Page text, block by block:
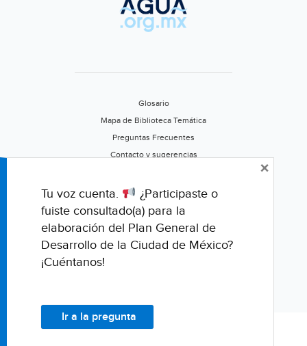
Glosario
Mapa de Biblioteca Temática
Preguntas Frecuentes
Contacto y sugerencias
Califica este portal
Tu voz cuenta.
¿Participaste o
fuiste consultado(a) para la
elaboración del Plan General de
Desarrollo de la Ciudad de México?
¡Cuéntanos!
Ir a la pregunta
×